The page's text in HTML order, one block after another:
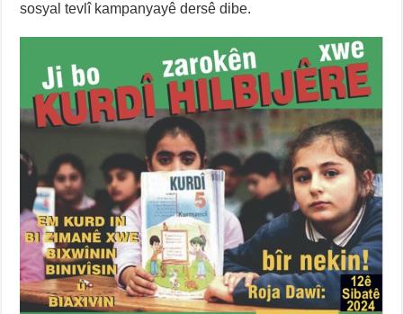
sosyal tevlî kampanyayê dersê dibe.